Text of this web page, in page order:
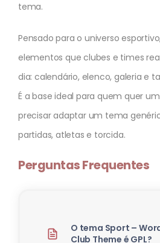
tema.
Pensado para o universo
elementos que clubes e times
dia: calendário, elenco, galeria e
É a base ideal para quem quer
precisar adaptar um tema
partidas, atletas e torcida.
Perguntas Frequentes
O tema Sport –
Club Theme é GPL?